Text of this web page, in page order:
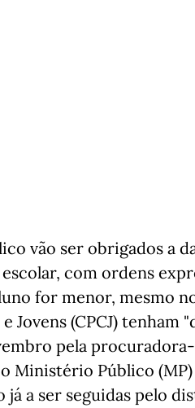
vão ser obrigados a
com ordens
for menor, mesmo
Jovens (CPCJ) tenham
pela
Ministério Público (MP)
já a ser seguidas pelo